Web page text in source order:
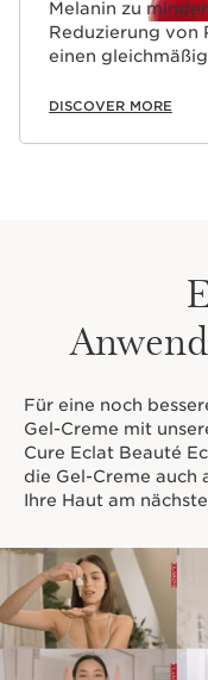
Melanin zu
Reduzierung von
einen
DISCOVER MORE
Für eine noch
Gel-Creme mit
Cure Eclat Beauté
die Gel-Creme auch
Ihre Haut am